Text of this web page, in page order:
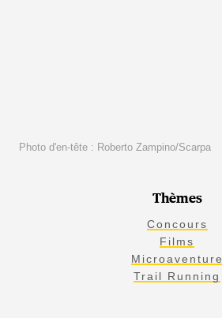
Photo d'en-tête : Roberto Zampino/Scarpa
Thèmes
Concours
Films
Microaventure
Trail Running